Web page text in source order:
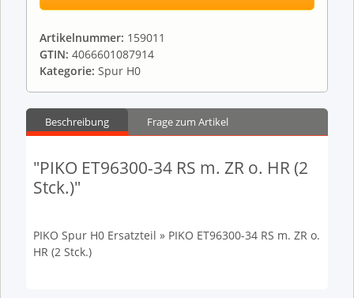
Artikelnummer: 159011
GTIN: 4066601087914
Kategorie: Spur H0
Beschreibung Frage zum Artikel
"PIKO ET96300-34 RS m. ZR o. HR (2
Stck.)"
PIKO Spur H0 Ersatzteil » PIKO ET96300-34 RS m. ZR o.
HR (2 Stck.)